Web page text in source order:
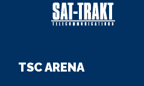
TSC ARENA